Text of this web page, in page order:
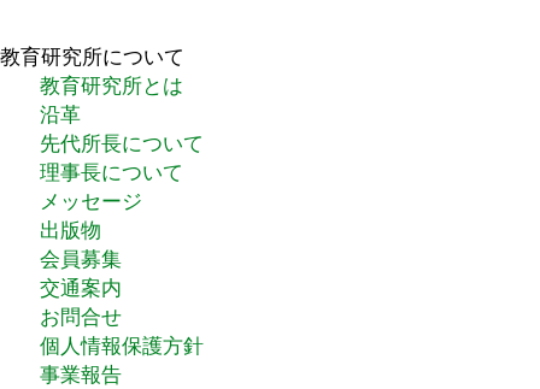
教育研究所について
教育研究所とは
沿革
先代所長について
理事長について
メッセージ
出版物
会員募集
交通案内
お問合せ
個人情報保護方針
事業報告